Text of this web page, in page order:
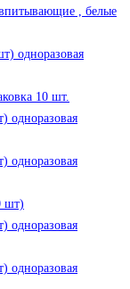
, белые
одноразовая
10 шт.
одноразовая
одноразовая
шт)
одноразовая
одноразовая